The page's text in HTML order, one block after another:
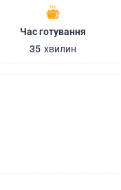
Час готування
35 хвилин